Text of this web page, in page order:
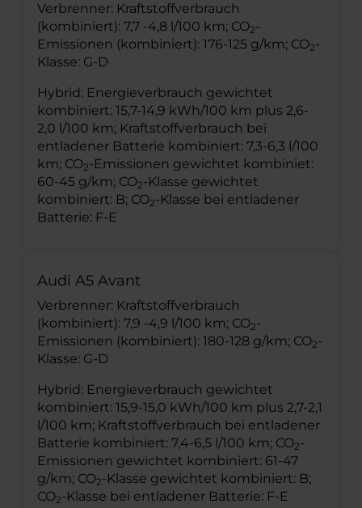
Verbrenner: Kraftstoffverbrauch
(kombiniert): 7,7 -4,8 l/100 km; CO2-
Emissionen (kombiniert): 176-125 g/km; CO2-
Klasse: G-D
Hybrid: Energieverbrauch gewichtet
kombiniert: 15,7-14,9 kWh/100 km plus 2,6-
2,0 l/100 km; Kraftstoffverbrauch bei
entladener Batterie kombiniert: 7,3-6,3 l/100
km; CO2-Emissionen gewichtet kombiniet:
60-45 g/km; CO2-Klasse gewichtet
kombiniert: B; CO2-Klasse bei entladener
Batterie: F-E
Audi A5 Avant
Verbrenner: Kraftstoffverbrauch
(kombiniert): 7,9 -4,9 l/100 km; CO2-
Emissionen (kombiniert): 180-128 g/km; CO2-
Klasse: G-D
Hybrid: Energieverbrauch gewichtet
kombiniert: 15,9-15,0 kWh/100 km plus 2,7-2,1
l/100 km; Kraftstoffverbrauch bei entladener
Batterie kombiniert: 7,4-6,5 l/100 km; CO2-
Emissionen gewichtet kombiniert: 61-47
g/km; CO2-Klasse gewichtet kombiniert: B;
CO2-Klasse bei entladener Batterie: F-E